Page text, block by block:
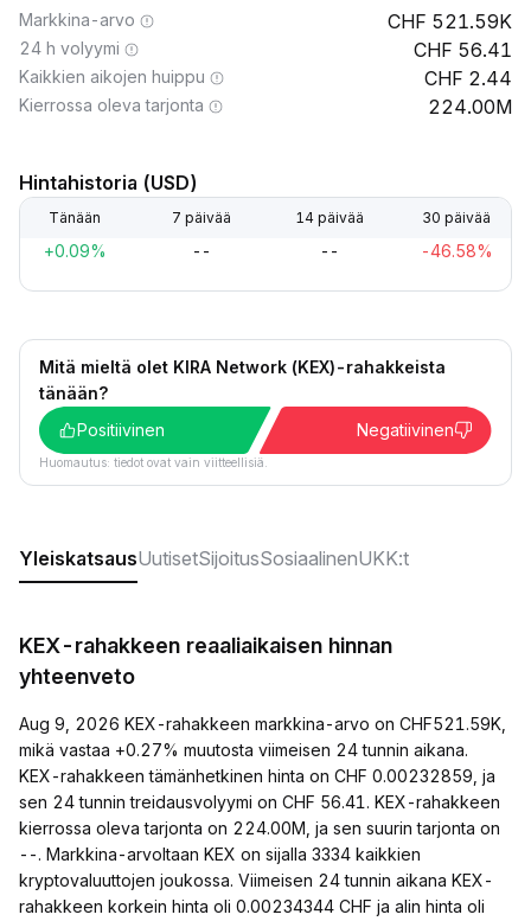
Markkina-arvo 521.59K
24 h volyymi 56.41
Kaikkien aikojen huippu 2.44
Kierrossa oleva tarjonta 224.00M
Hintahistoria (USD)
Tänään 7 päivää 14 päivää 30 päivää
+0.09% -- -- -46.58%
Mitä mieltä olet KIRA Network (KEX)-rahakkeista
tänään?
Positiivinen
Negatiivinen
Huomautus: tiedot ovat vain viitteellisiä.
YleiskatsausUutisetSijoitusSosiaalinenUKK:t
KEX-rahakkeen reaaliaikaisen hinnan
yhteenveto
Aug 9, 2026 KEX-rahakkeen markkina-arvo on CHF521.59K,
mikä vastaa +0.27% muutosta viimeisen 24 tunnin aikana.
KEX-rahakkeen tämänhetkinen hinta on CHF 0.00232859, ja
sen 24 tunnin treidausvolyymi on CHF 56.41. KEX-rahakkeen
kierrossa oleva tarjonta on 224.00M, ja sen suurin tarjonta on
--. Markkina-arvoltaan KEX on sijalla 3334 kaikkien
kryptovaluuttojen joukossa. Viimeisen 24 tunnin aikana KEX-
rahakkeen korkein hinta oli 0.00234344 CHF ja alin hinta oli